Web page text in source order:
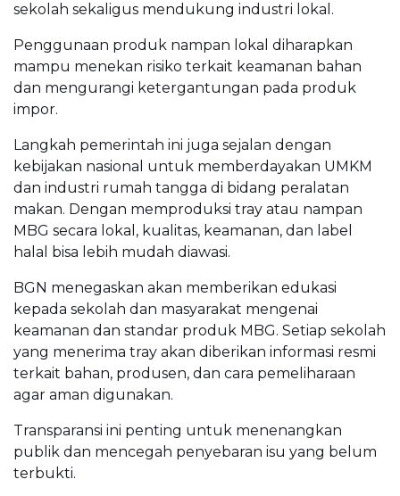
sekolah sekaligus mendukung industri lokal.
Penggunaan produk nampan lokal diharapkan
mampu menekan risiko terkait keamanan bahan
dan mengurangi ketergantungan pada produk
impor.
Langkah pemerintah ini juga sejalan dengan
kebijakan nasional untuk memberdayakan UMKM
dan industri rumah tangga di bidang peralatan
makan. Dengan memproduksi tray atau nampan
MBG secara lokal, kualitas, keamanan, dan label
halal bisa lebih mudah diawasi.
BGN menegaskan akan memberikan edukasi
kepada sekolah dan masyarakat mengenai
keamanan dan standar produk MBG. Setiap sekolah
yang menerima tray akan diberikan informasi resmi
terkait bahan, produsen, dan cara pemeliharaan
agar aman digunakan.
Transparansi ini penting untuk menenangkan
publik dan mencegah penyebaran isu yang belum
terbukti.